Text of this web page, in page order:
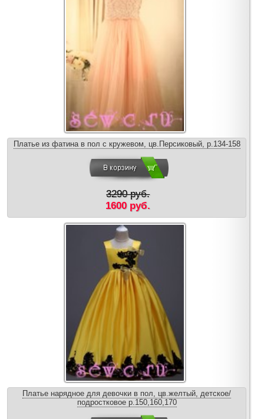
Платье из фатина в пол с кружевом, цв.Персиковый, р.134-158
3290 руб.
1600 руб.
Платье нарядное для девочки в пол, цв.желтый, детское/
подростковое р.150,160,170